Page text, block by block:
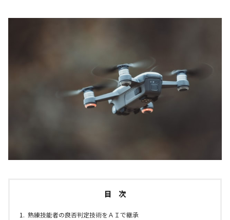
目 次
熟練技能者の良否判定技術をＡＩで継承